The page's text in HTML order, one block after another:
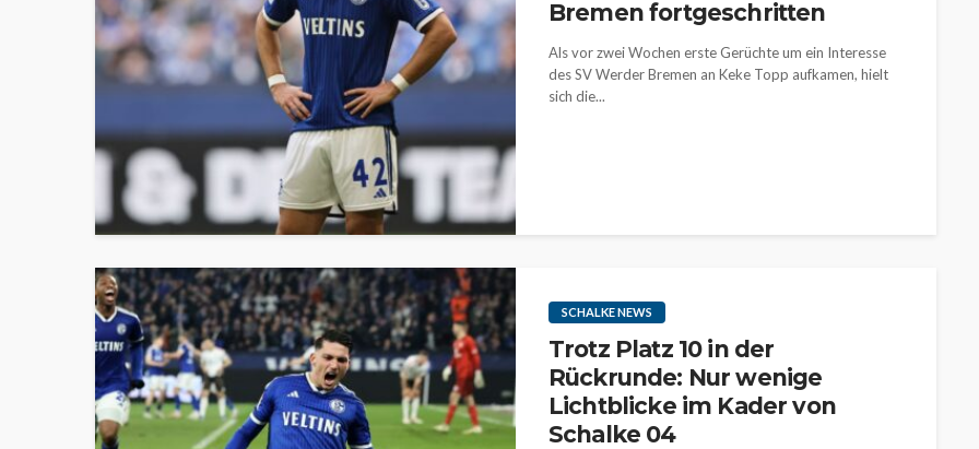
Bremen fortgeschritten
Als vor zwei Wochen erste Gerüchte um ein Interesse
des SV Werder Bremen an Keke Topp aufkamen, hielt
sich die...
SCHALKE NEWS
Trotz Platz 10 in der
Rückrunde: Nur wenige
Lichtblicke im Kader von
Schalke 04